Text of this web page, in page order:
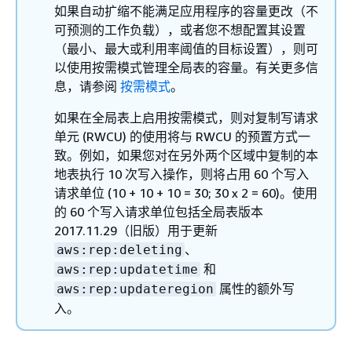
如果自动扩缩不能满足应用程序的容量更改（不
可预测的工作负载），或者您不想配置其设置
（最小、最大或利用率阈值的目标设置），则可
以使用按需模式管理全局表的容量。有关更多信
息，请参阅 按需模式。
如果在全局表上启用按需模式，则对复制写请求
单元 (RWCU) 的使用将与 RWCU 的预置方式一
致。例如，如果您对在另外两个区域中复制的本
地表执行 10 次写入操作，则将占用 60 个写入
请求单位 (10 + 10 + 10 = 30; 30 x 2 = 60)。使用
的 60 个写入请求单位包括全局表版本
2017.11.29（旧版）用于更新
aws:rep:deleting 、
aws:rep:updatetime 和
aws:rep:updateregion 属性的额外写
入。